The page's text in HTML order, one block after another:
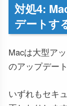
対処4:
デートす
Macは大型ア
のアップデー
いずれもセキ